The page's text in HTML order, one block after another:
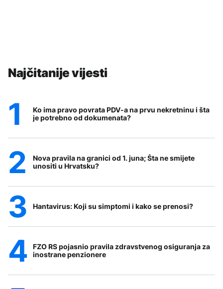
Najčitanije vijesti
Ko ima pravo povrata PDV-a na prvu nekretninu i šta
je potrebno od dokumenata?
Nova pravila na granici od 1. juna; Šta ne smijete
unositi u Hrvatsku?
Hantavirus: Koji su simptomi i kako se prenosi?
FZO RS pojasnio pravila zdravstvenog osiguranja za
inostrane penzionere